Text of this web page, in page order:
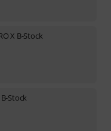
X B-Stock
Stock